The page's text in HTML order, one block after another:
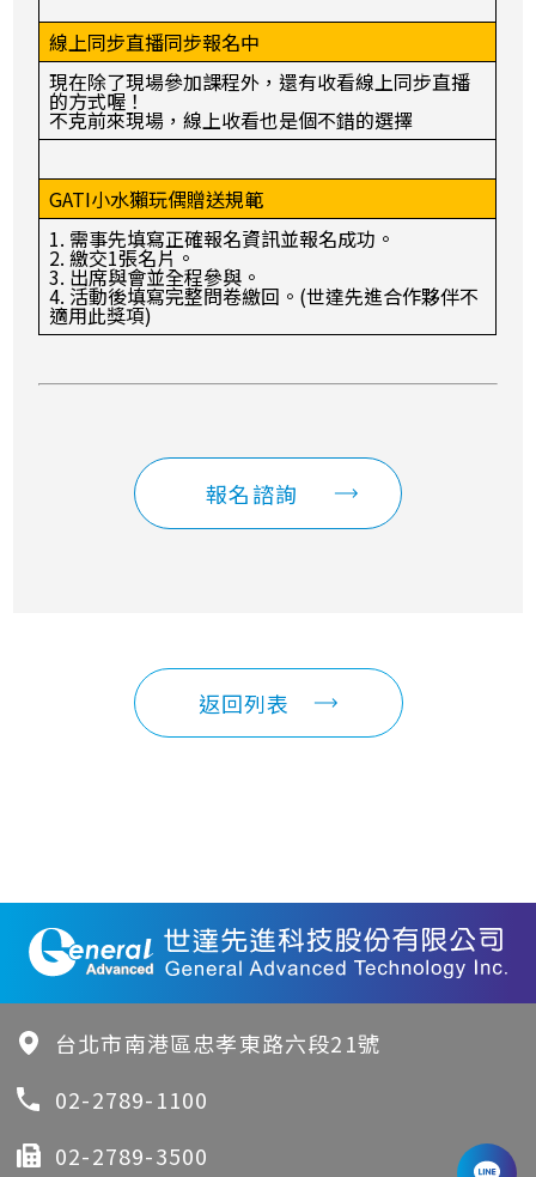
線上同步直播同步報名中
現在除了現場參加課程外，還有收看線上同步直播
的方式喔！
不克前來現場，線上收看也是個不錯的選擇
GATI小水獺玩偶贈送規範
1. 需事先填寫正確報名資訊並報名成功。
2. 繳交1張名片。
3. 出席與會並全程參與。
4. 活動後填寫完整問卷繳回。(世達先進合作夥伴不
適用此獎項)
報名諮詢
返回列表
台北市南港區忠孝東路六段21號
02-2789-1100
02-2789-3500